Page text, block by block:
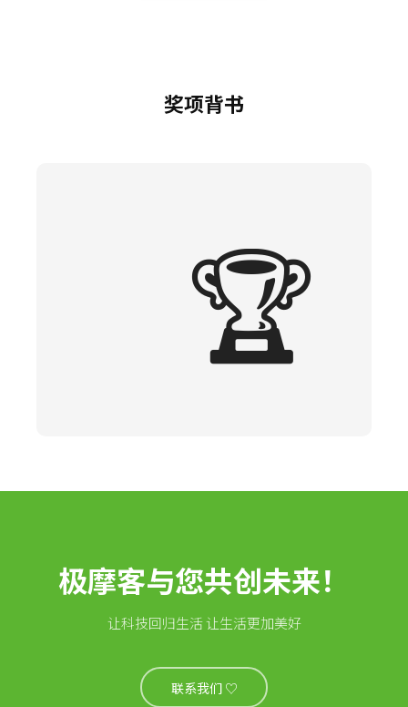
奖项背书
🏆
极摩客与您共创未来！
让科技回归生活 让生活更加美好
联系我们 ♡